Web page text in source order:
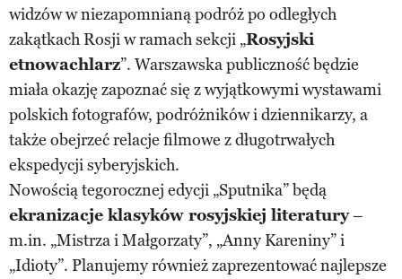
widzów w niezapomnianą podróż po odległych
zakątkach Rosji w ramach sekcji „Rosyjski
etnowachlarz”. Warszawska publiczność będzie
miała okazję zapoznać się z wyjątkowymi wystawami
polskich fotografów, podróżników i dziennikarzy, a
także obejrzeć relacje filmowe z długotrwałych
ekspedycji syberyjskich.
Nowością tegorocznej edycji „Sputnika” będą
ekranizacje klasyków rosyjskiej literatury–
m.in. „Mistrza i Małgorzaty”, „Anny Kareniny” i
„Idioty”. Planujemy również zaprezentować najlepsze